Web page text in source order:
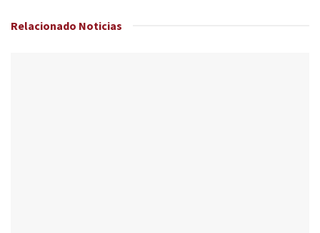
Relacionado Noticias